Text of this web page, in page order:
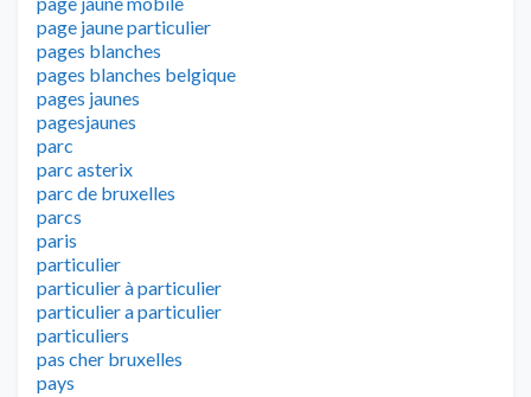
page jaune particulier
pages blanches
pages blanches belgique
pages jaunes
pagesjaunes
parc
parc asterix
parc de bruxelles
parcs
paris
particulier
particulier à particulier
particulier a particulier
particuliers
pas cher bruxelles
pays